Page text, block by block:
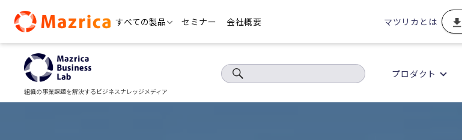
content
すべての製品 セミナー 会社概要 マツリカとは
組織の事業課題を解決するビジネスナレッジメディア
プロダクト